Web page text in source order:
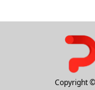
Copyright